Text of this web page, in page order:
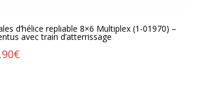
d’hélice repliable 8×6 Multiplex (1-01970) –
avec train d’atterrissage
€